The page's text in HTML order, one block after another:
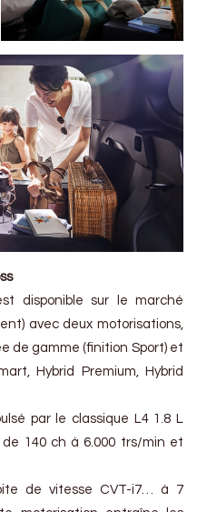
disponible sur le marché
avec deux motorisations,
de gamme (finition Sport) et
Hybrid Premium, Hybrid
par le classique L4 1.8 L
140 ch à 6.000 trs/min et
de vitesse CVT-i7… à 7